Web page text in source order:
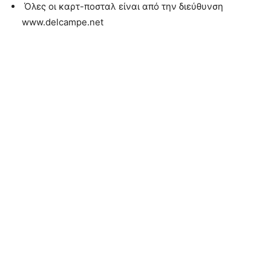
Όλες οι καρτ-ποσταλ είναι από την διεύθυνση
www.delcampe.net